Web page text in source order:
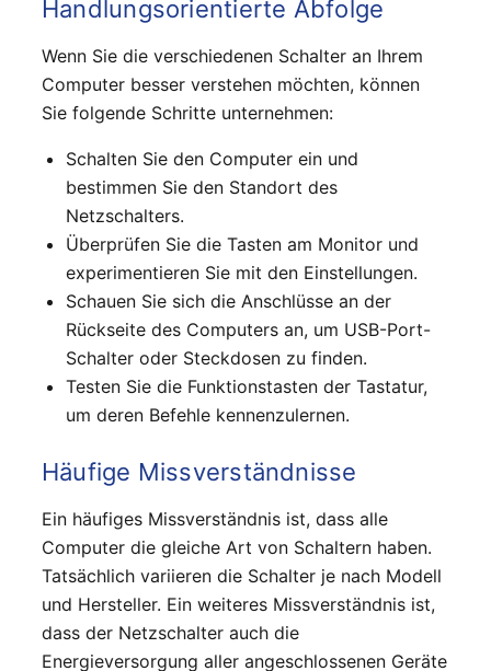
Handlungsorientierte Abfolge
Wenn Sie die verschiedenen Schalter an Ihrem
Computer besser verstehen möchten, können
Sie folgende Schritte unternehmen:
Schalten Sie den Computer ein und
bestimmen Sie den Standort des
Netzschalters.
Überprüfen Sie die Tasten am Monitor und
experimentieren Sie mit den Einstellungen.
Schauen Sie sich die Anschlüsse an der
Rückseite des Computers an, um USB-Port-
Schalter oder Steckdosen zu finden.
Testen Sie die Funktionstasten der Tastatur,
um deren Befehle kennenzulernen.
Häufige Missverständnisse
Ein häufiges Missverständnis ist, dass alle
Computer die gleiche Art von Schaltern haben.
Tatsächlich variieren die Schalter je nach Modell
und Hersteller. Ein weiteres Missverständnis ist,
dass der Netzschalter auch die
Energieversorgung aller angeschlossenen Geräte